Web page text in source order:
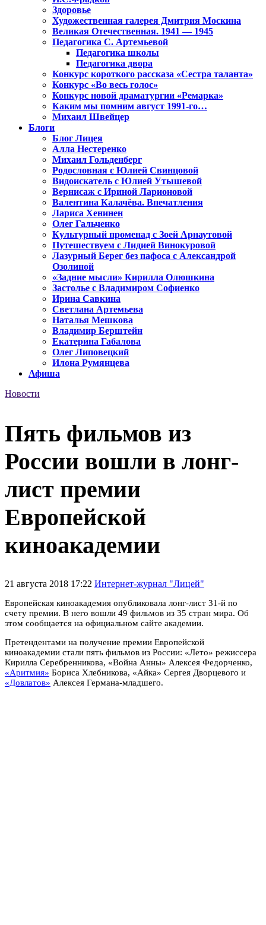
Здоровье
Художественная галерея Дмитрия Москина
Великая Отечественная. 1941 — 1945
Педагогика С. Артемьевой
Педагогика школы
Педагогика двора
Конкурс короткого рассказа «Сестра таланта»
Конкурс «Во весь голос»
Конкурс новой драматургии «Ремарка»
Каким мы помним август 1991-го…
Михаил Швейцер
Блоги
Блог Лицея
Алла Нестеренко
Михаил Гольденберг
Родословная с Юлией Свинцовой
Видоискатель с Юлией Утышевой
Вернисаж с Ириной Ларионовой
Валентина Калачёва. Впечатления
Лариса Хенинен
Олег Гальченко
Культурный променад с Зоей Арнаутовой
Путешествуем с Лидией Винокуровой
Лазурный Берег без пафоса с Александрой
Озолиной
«Задние мысли» Кирилла Олюшкина
Застолье с Владимиром Софиенко
Ирина Савкина
Светлана Артемьева
Наталья Мешкова
Владимир Берштейн
Екатерина Габалова
Олег Липовецкий
Илона Румянцева
Афиша
Новости
Пять фильмов из
России вошли в лонг-
лист премии
Европейской
киноакадемии
21 августа 2018 17:22 Интернет-журнал "Лицей"
Европейская киноакадемия опубликовала лонг-лист 31-й по
счету премии. В него вошли 49 фильмов из 35 стран мира. Об
этом сообщается на официальном сайте академии.
Претендентами на получение премии Европейской
киноакадемии стали пять фильмов из России: «Лето» режиссера
Кирилла Серебренникова, «Война Анны» Алексея Федорченко,
«Аритмия» Бориса Хлебникова, «Айка» Сергея Дворцевого и
«Довлатов» Алексея Германа-младшего.